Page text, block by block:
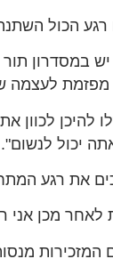
רגע הכול
במסדרון תור
לעצמה
להיכן
יכול
את רגע
מכן אני